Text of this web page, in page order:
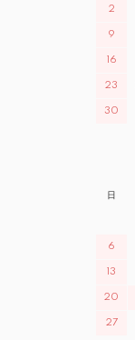
2
9
16
23
30
日
6
13
20
27